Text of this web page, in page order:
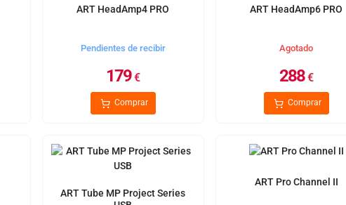
ART HeadAmp4 PRO
Pendientes de recibir
179€
Comprar
ART HeadAmp6 PRO
Agotado
288€
Comprar
ART Tube MP Project Series
ART Pro Channel II